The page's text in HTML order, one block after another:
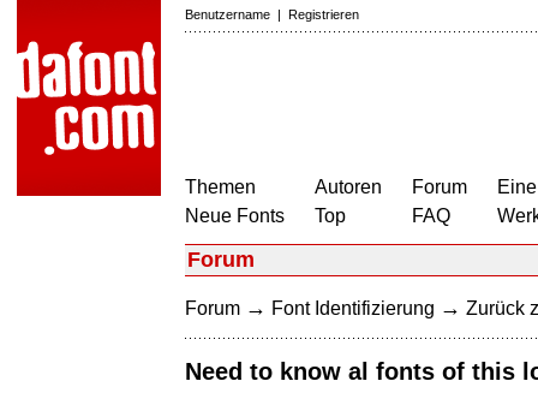
Benutzername | Registrieren
Themen
Neue Fonts
Autoren
Top
Forum
FAQ
Forum
Forum → Font Identifizierung → Zurück
Need to know al fonts of this